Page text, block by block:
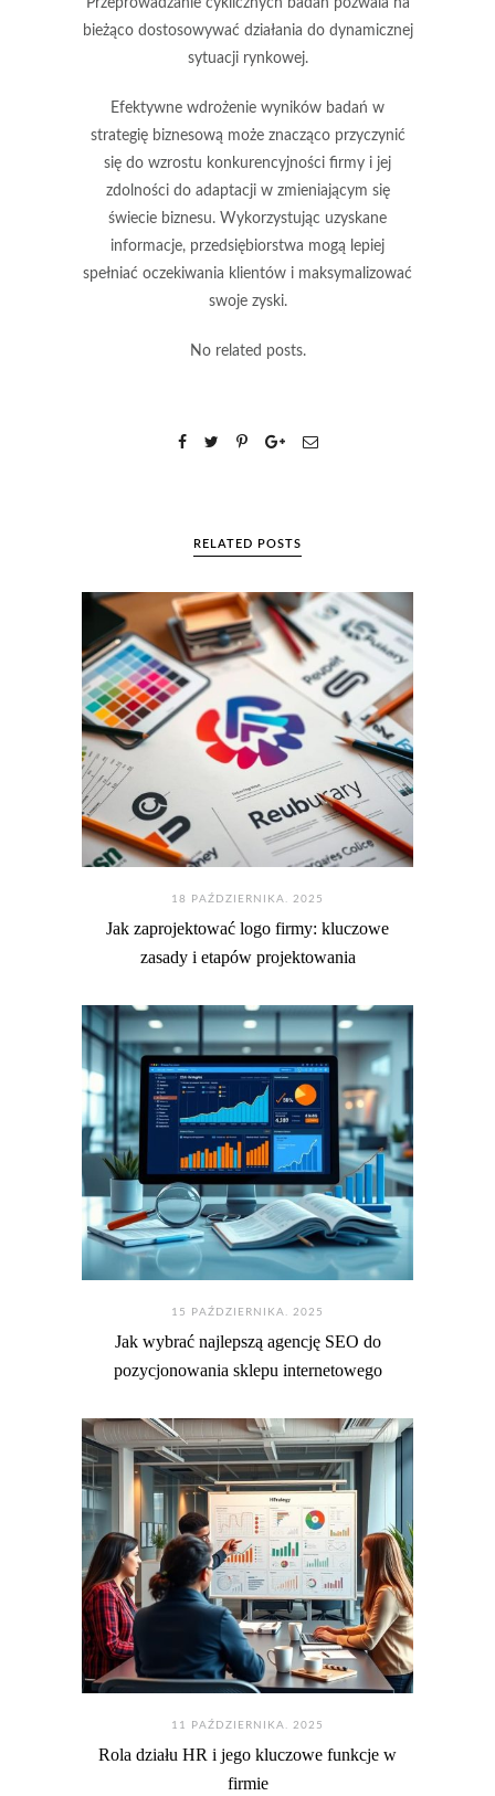
Przeprowadzanie cyklicznych badań pozwala na
bieżąco dostosowywać działania do dynamicznej
sytuacji rynkowej.
Efektywne wdrożenie wyników badań w
strategię biznesową może znacząco przyczynić
się do wzrostu konkurencyjności firmy i jej
zdolności do adaptacji w zmieniającym się
świecie biznesu. Wykorzystując uzyskane
informacje, przedsiębiorstwa mogą lepiej
spełniać oczekiwania klientów i maksymalizować
swoje zyski.
No related posts.
RELATED POSTS
18 PAŹDZIERNIKA. 2025
Jak zaprojektować logo firmy: kluczowe
zasady i etapów projektowania
15 PAŹDZIERNIKA. 2025
Jak wybrać najlepszą agencję SEO do
pozycjonowania sklepu internetowego
11 PAŹDZIERNIKA. 2025
Rola działu HR i jego kluczowe funkcje w
firmie